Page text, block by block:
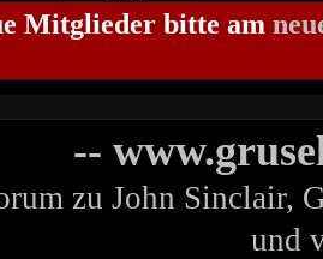
Mitglieder bitte am
--
zu John Sinclair,
und